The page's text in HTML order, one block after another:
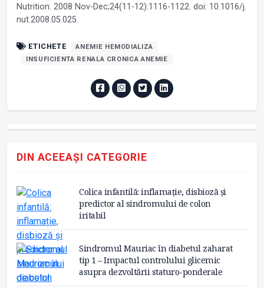
Nutrition. 2008 Nov-Dec;24(11-12):1116-1122. doi: 10.1016/j.
nut.2008.05.025.
ETICHETE
ANEMIE HEMODIALIZA
INSUFICIENTA RENALA CRONICA ANEMIE
DIN ACEEAȘI CATEGORIE
Colica infantilă: inflamație, disbioză și
predictor al sindromului de colon
iritabil
Sindromul Mauriac în diabetul zaharat
tip 1 – Impactul controlului glicemic
asupra dezvoltării staturo-ponderale